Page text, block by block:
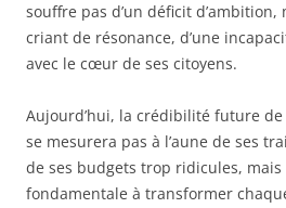
souffre pas d’un déficit d’ambition,
criant de résonance, d’une
avec le cœur de ses citoyens.
Aujourd’hui, la crédibilité future de
se mesurera pas à l’aune de ses
de ses budgets trop ridicules, mais
fondamentale à transformer